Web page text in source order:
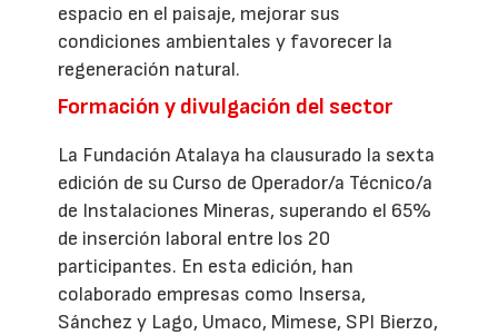
espacio en el paisaje, mejorar sus
condiciones ambientales y favorecer la
regeneración natural.
Formación y divulgación del sector
La Fundación Atalaya ha clausurado la sexta
edición de su Curso de Operador/a Técnico/a
de Instalaciones Mineras, superando el 65%
de inserción laboral entre los 20
participantes. En esta edición, han
colaborado empresas como Insersa,
Sánchez y Lago, Umaco, Mimese, SPI Bierzo,